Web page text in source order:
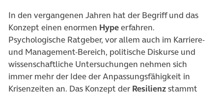
In den vergangenen Jahren hat der Begriff und das
Konzept einen enormen Hypeerfahren.
Psychologische Ratgeber, vor allem auch im Karriere-
und Management-Bereich, politische Diskurse und
wissenschaftliche Untersuchungen nehmen sich
immer mehr der Idee der Anpassungsfähigkeit in
Krisenzeiten an. Das Konzept der Resilienzstammt